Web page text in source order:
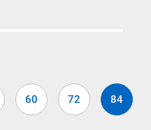
le condizioni di
dovuti dall utilizzo e
60 72 84